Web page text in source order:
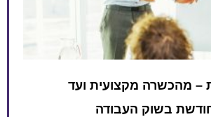
– מהכשרה מקצועית ועד
בשוק העבודה